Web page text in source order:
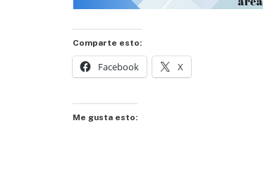
Comparte esto:
Facebook X
Me gusta esto: